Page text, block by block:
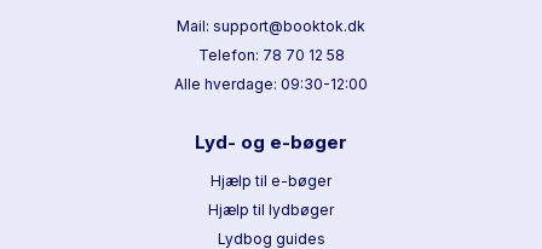
Mail: support@booktok.dk
Telefon: 78 70 12 58
Alle hverdage: 09:30-12:00
Lyd- og e-bøger
Hjælp til e-bøger
Hjælp til lydbøger
Lydbog guides